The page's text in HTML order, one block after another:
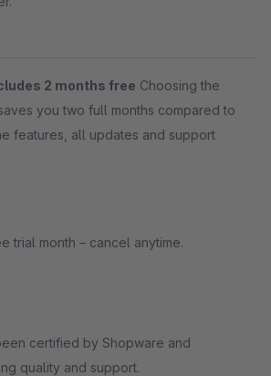
2 months free Choosing the
you two full months compared to
features, all updates and support
trial month – cancel anytime.
certified by Shopware and
quality and support.